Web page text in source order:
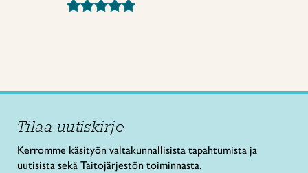
Tilaa uutiskirje
Kerromme käsityön valtakunnallisista tapahtumista ja
uutisista sekä Taitojärjestön toiminnasta.